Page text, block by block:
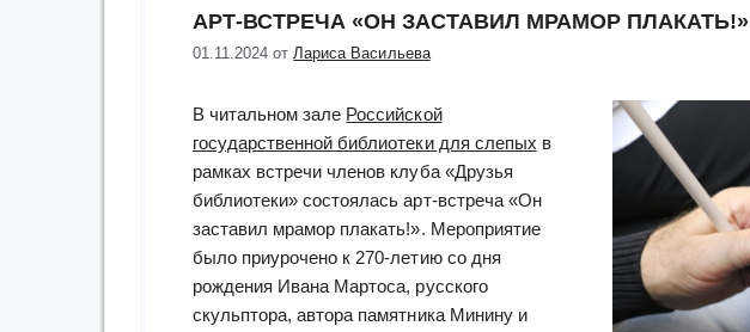
АРТ-ВСТРЕЧА «ОН ЗАСТАВИЛ МРАМОР ПЛАКАТЬ!»
01.11.2024 отЛариса Васильева
В читальном зале Российской
государственной библиотеки для слепых в
рамках встречи членов клуба «Друзья
библиотеки» состоялась арт-встреча «Он
заставил мрамор плакать!». Мероприятие
было приурочено к 270-летию со дня
рождения Ивана Мартоса, русского
скульптора, автора памятника Минину и